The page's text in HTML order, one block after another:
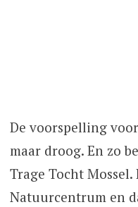
De voorspelling
maar droog. En zo
Trage Tocht
Natuurcentrum en